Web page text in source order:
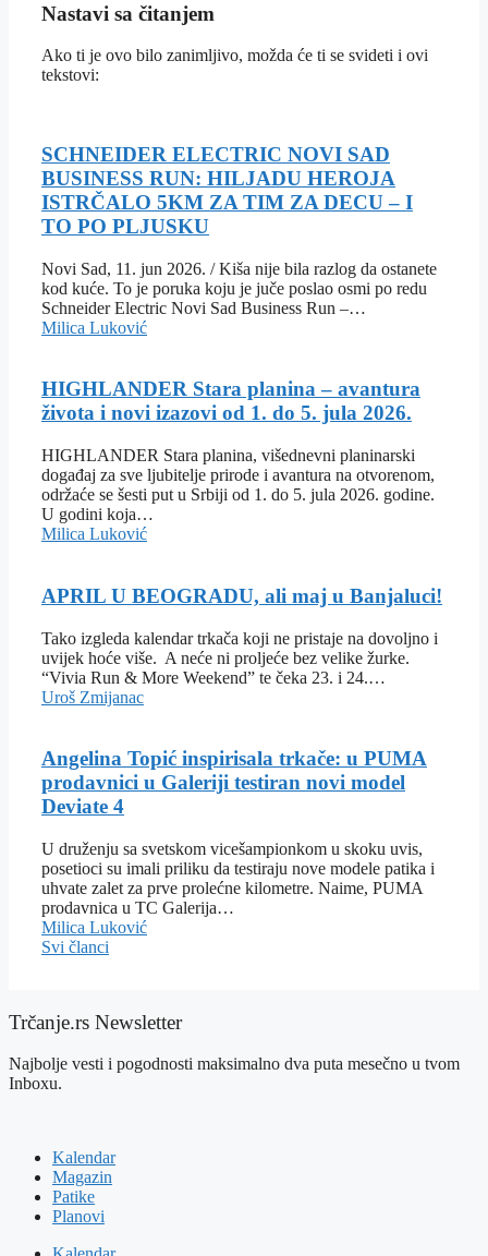
Nastavi sa čitanjem
Ako ti je ovo bilo zanimljivo, možda će ti se svideti i ovi
tekstovi:
SCHNEIDER ELECTRIC NOVI SAD
BUSINESS RUN: HILJADU HEROJA
ISTRČALO 5KM ZA TIM ZA DECU – I
TO PO PLJUSKU
Novi Sad, 11. jun 2026. / Kiša nije bila razlog da ostanete
kod kuće. To je poruka koju je juče poslao osmi po redu
Schneider Electric Novi Sad Business Run –…
Milica Luković
HIGHLANDER Stara planina – avantura
života i novi izazovi od 1. do 5. jula 2026.
HIGHLANDER Stara planina, višednevni planinarski
događaj za sve ljubitelje prirode i avantura na otvorenom,
održaće se šesti put u Srbiji od 1. do 5. jula 2026. godine.
U godini koja…
Milica Luković
APRIL U BEOGRADU, ali maj u Banjaluci!
Tako izgleda kalendar trkača koji ne pristaje na dovoljno i
uvijek hoće više. A neće ni proljeće bez velike žurke.
“Vivia Run & More Weekend” te čeka 23. i 24.…
Uroš Zmijanac
Angelina Topić inspirisala trkače: u PUMA
prodavnici u Galeriji testiran novi model
Deviate 4
U druženju sa svetskom vicešampionkom u skoku uvis,
posetioci su imali priliku da testiraju nove modele patika i
uhvate zalet za prve prolećne kilometre. Naime, PUMA
prodavnica u TC Galerija…
Milica Luković
Svi članci
Trčanje.rs Newsletter
Najbolje vesti i pogodnosti maksimalno dva puta mesečno u tvom
Inboxu.
Kalendar
Magazin
Patike
Planovi